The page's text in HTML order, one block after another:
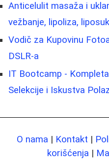
Anticelulit masaža i
vežbanje, lipoliza,
Vodič za Kupovinu
DSLR-a
IT Bootcamp -
Selekcije i Iskustva
O nama | Kontakt |
korišćenja |